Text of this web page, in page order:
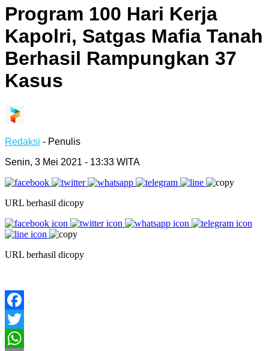
Program 100 Hari Kerja
Kapolri, Satgas Mafia Tanah
Berhasil Rampungkan 37
Kasus
Redaksi - Penulis
Senin, 3 Mei 2021 - 13:33 WITA
URL berhasil dicopy
URL berhasil dicopy
Facebook
Twitter